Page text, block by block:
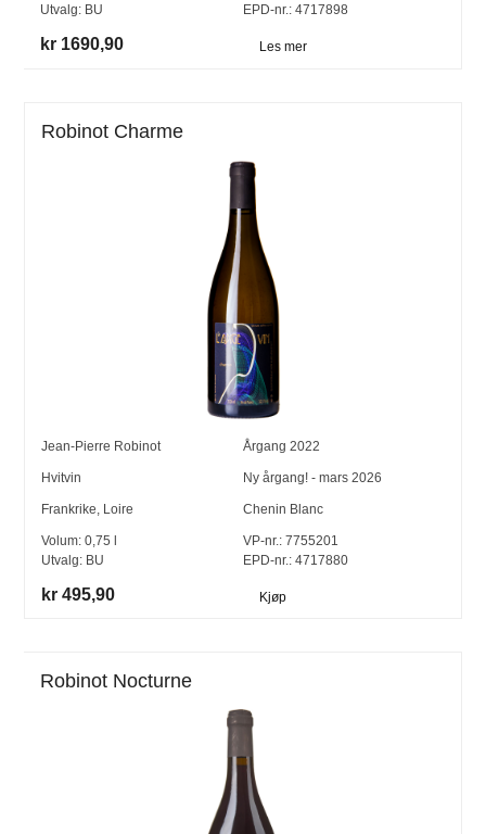
Utvalg: BU
EPD-nr.: 4717898
kr 1690,90 Les mer
Robinot Charme
Jean-Pierre Robinot Årgang 2022
Hvitvin Ny årgang! - mars 2026
Frankrike Loire Chenin Blanc
Volum:0,75 l
Utvalg: BU
VP-nr.: 7755201
EPD-nr.: 4717880
kr 495,90 Kjøp
Robinot Nocturne